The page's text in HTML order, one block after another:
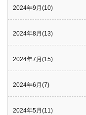
2024年9月(10)
2024年8月(13)
2024年7月(15)
2024年6月(7)
2024年5月(11)